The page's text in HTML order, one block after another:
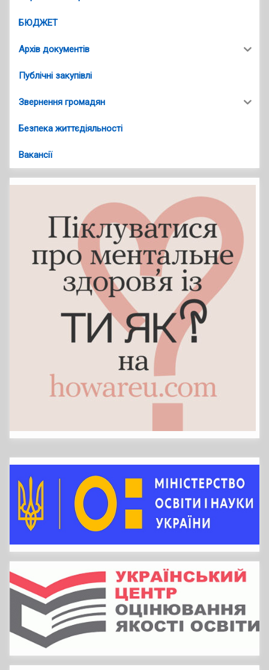
БЮДЖЕТ
Архів документів
Публічні закупівлі
Звернення громадян
Безпека життєдіяльності
Вакансії